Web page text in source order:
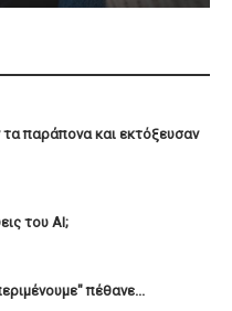
παράπονα και εκτόξευσαν
του ΑΙ;
πέθανε...